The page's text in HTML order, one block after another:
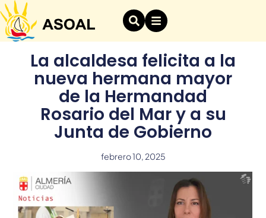
La alcaldesa felicita a la
nueva hermana mayor
de la Hermandad
Rosario del Mar y a su
Junta de Gobierno
febrero 10, 2025